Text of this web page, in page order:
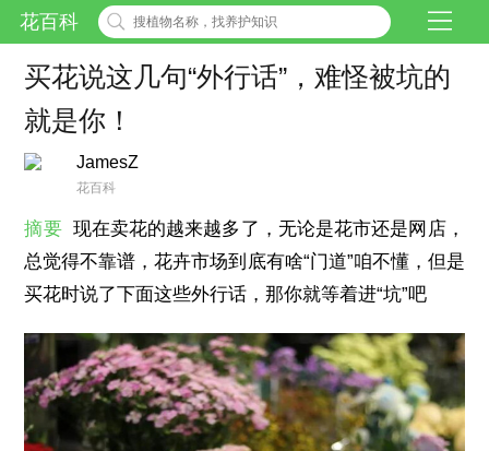
花百科
买花说这几句“外行话”，难怪被坑的
就是你！
JamesZ
花百科
摘要 现在卖花的越来越多了，无论是花市还是网店，
总觉得不靠谱，花卉市场到底有啥“门道”咱不懂，但是
买花时说了下面这些外行话，那你就等着进“坑”吧